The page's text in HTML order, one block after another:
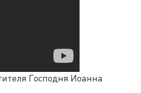
Господня Иоанна